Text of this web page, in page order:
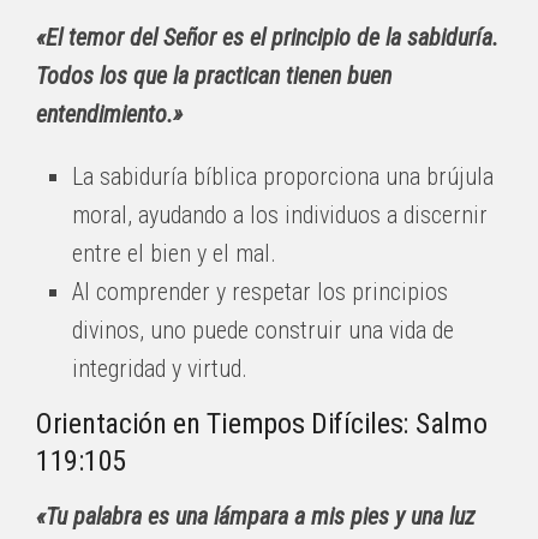
«El temor del Señor es el principio de la sabiduría.
Todos los que la practican tienen buen
entendimiento.»
La sabiduría bíblica proporciona una brújula
moral, ayudando a los individuos a discernir
entre el bien y el mal.
Al comprender y respetar los principios
divinos, uno puede construir una vida de
integridad y virtud.
Orientación en Tiempos Difíciles: Salmo
119:105
«Tu palabra es una lámpara a mis pies y una luz